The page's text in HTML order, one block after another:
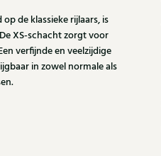
de klassieke rijlaars, is
XS-schacht zorgt voor
verfijnde en veelzijdige
in zowel normale als